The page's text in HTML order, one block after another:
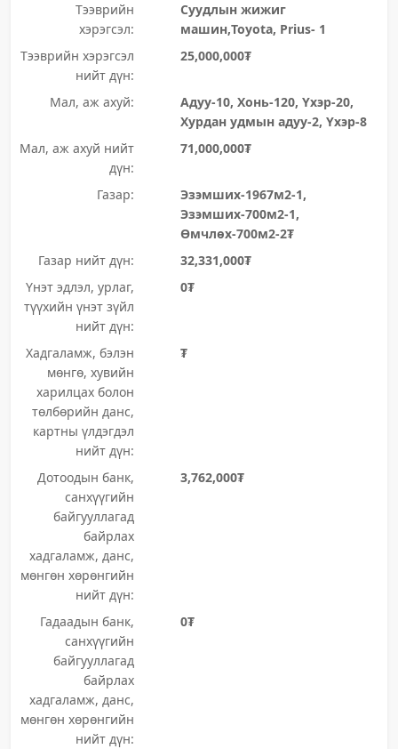
Тээврийн
хэрэгсэл:
Суудлын жижиг
машин,Toyota, Prius- 1
Тээврийн хэрэгсэл
нийт дүн:
25,000,000₮
Мал, аж ахуй:
Адуу-10, Хонь-120, Үхэр-20,
Хурдан удмын адуу-2, Үхэр-8
Мал, аж ахуй нийт
дүн:
71,000,000₮
Газар:
Эзэмших-1967м2-1,
Эзэмших-700м2-1,
Өмчлөх-700м2-2₮
Газар нийт дүн:
32,331,000₮
Үнэт эдлэл, урлаг,
түүхийн үнэт зүйл
нийт дүн:
0₮
Хадгаламж, бэлэн
мөнгө, хувийн
харилцах болон
төлбөрийн данс,
картны үлдэгдэл
нийт дүн:
₮
Дотоодын банк,
санхүүгийн
байгууллагад
байрлах
хадгаламж, данс,
мөнгөн хөрөнгийн
нийт дүн:
3,762,000₮
Гадаадын банк,
санхүүгийн
байгууллагад
байрлах
хадгаламж, данс,
мөнгөн хөрөнгийн
нийт дүн:
0₮